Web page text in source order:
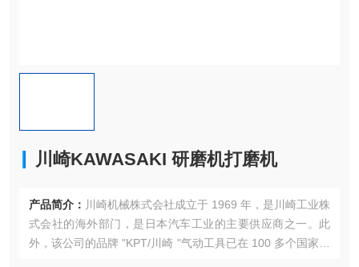
川崎KAWASAKI 研磨机打磨机
产品简介：
川崎机械株式会社成立于 1969 年，是川崎工业株
式会社的海外部门，是日本汽车工业的主要供应商之一。此
外，该公司的品牌 "KPT/川崎 "气动工具已在 100 多个国家获